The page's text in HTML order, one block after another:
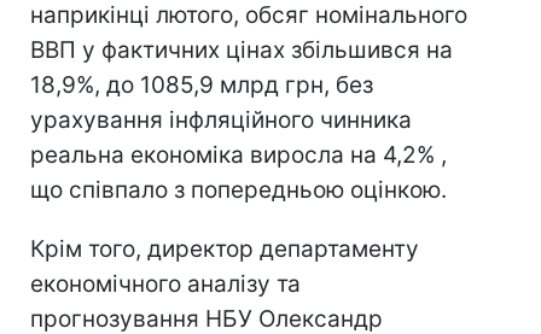
наприкінці лютого, обсяг номінального
ВВП у фактичних цінах збільшився на
18,9%, до 1085,9 млрд грн, без
урахування інфляційного чинника
реальна економіка виросла на 4,2% ,
що співпало з попередньою оцінкою.
Крім того, директор департаменту
економічного аналізу та
прогнозування НБУ Олександр